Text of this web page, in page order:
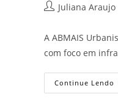
Juliana Araujo
A ABMAIS
com foco em
Continue Lendo